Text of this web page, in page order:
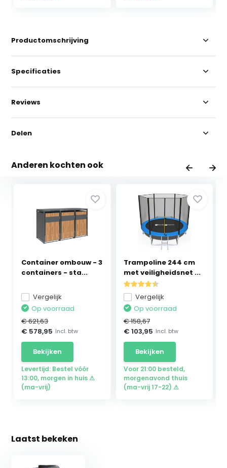
Productomschrijving
Specificaties
Reviews
Delen
Anderen kochten ook
Container ombouw - 3
containers - sta...
Vergelijk
Op voorraad
€ 621,63
€ 578,95 Incl. btw
Bekijken
Levertijd: Bestel vóór
13:00, morgen in huis ⚠
(ma-vrij)
Trampoline 244 cm
met veiligheidsnet ...
Vergelijk
Op voorraad
€ 158,67
€ 103,95 Incl. btw
Bekijken
Voor 21:00 besteld,
morgenavond thuis
(ma-vrij 17-22) ⚠
Laatst bekeken